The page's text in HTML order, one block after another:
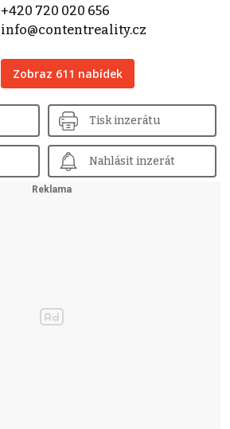
+420 720 020 656
info@contentreality.cz
Zobraz 611 nabídek
Tisk inzerátu
Nahlásit inzerát